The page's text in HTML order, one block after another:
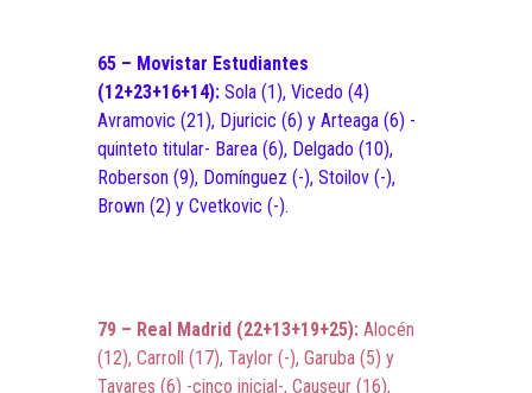
65 – Movistar Estudiantes
(12+23+16+14):Sola (1), Vicedo (4)
Avramovic (21), Djuricic (6) y Arteaga (6) -
quinteto titular- Barea (6), Delgado (10),
Roberson (9), Domínguez (-), Stoilov (-),
Brown (2) y Cvetkovic (-).
79 – Real Madrid (22+13+19+25):Alocén
(12), Carroll (17), Taylor (-), Garuba (5) y
Tavares (6) -cinco inicial-, Causeur (16),